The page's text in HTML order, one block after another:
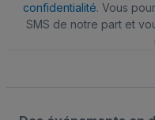
confidentialité. Vous
SMS de notre part et